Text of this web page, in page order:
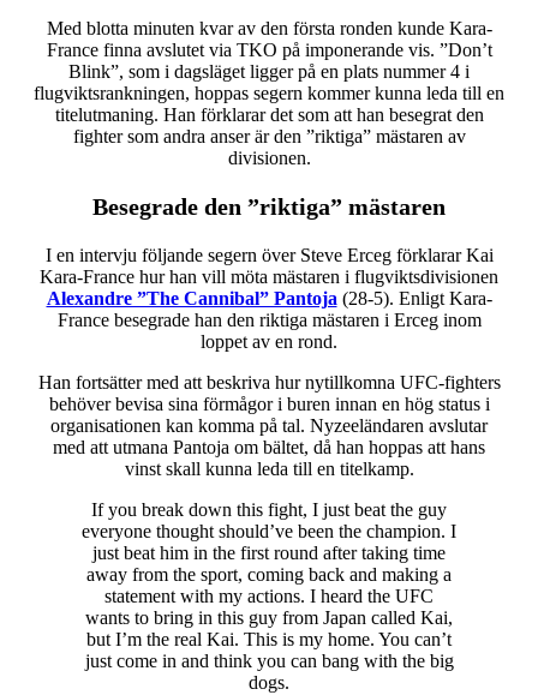
Med blotta minuten kvar av den första ronden kunde Kara-
France finna avslutet via TKO på imponerande vis. ”Don’t
Blink”, som i dagsläget ligger på en plats nummer 4 i
flugviktsrankningen, hoppas segern kommer kunna leda till en
titelutmaning. Han förklarar det som att han besegrat den
fighter som andra anser är den ”riktiga” mästaren av
divisionen.
Besegrade den ”riktiga” mästaren
I en intervju följande segern över Steve Erceg förklarar Kai
Kara-France hur han vill möta mästaren i flugviktsdivisionen
Alexandre ”The Cannibal” Pantoja (28-5). Enligt Kara-
France besegrade han den riktiga mästaren i Erceg inom
loppet av en rond.
Han fortsätter med att beskriva hur nytillkomna UFC-fighters
behöver bevisa sina förmågor i buren innan en hög status i
organisationen kan komma på tal. Nyzeeländaren avslutar
med att utmana Pantoja om bältet, då han hoppas att hans
vinst skall kunna leda till en titelkamp.
If you break down this fight, I just beat the guy
everyone thought should’ve been the champion. I
just beat him in the first round after taking time
away from the sport, coming back and making a
statement with my actions. I heard the UFC
wants to bring in this guy from Japan called Kai,
but I’m the real Kai. This is my home. You can’t
just come in and think you can bang with the big
dogs.